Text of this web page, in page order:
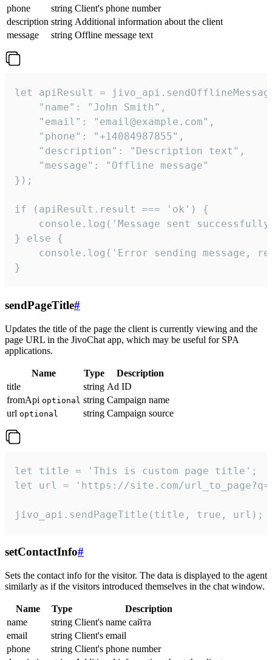
phone
string Client's phone number
description string Additional information about the client
message
string Offline message text
let apiResult =
    "name": "John Smith",
    "email": "email@example.com",
    "phone": "+14084987855",
    "description": "Description text",
    "message": "Offline message"
});
if (apiResult.result === 'ok') {
console.log('Message sent
} else {
console.log('Error sending message,
}
sendPageTitle#
Updates the title of the page the client is currently viewing and the
page URL in the JivoChat app, which may be useful for SPA
applications.
Name Type
Description
title
string Ad ID
fromApi optional string Campaign name
url optional string Campaign source
let title = 'This is custom page title';
let url = 'https://site.com/
jivo_api.sendPageTitle(title, true, url);
setContactInfo#
Sets the contact info for the visitor. The data is displayed to the agent
similarly as if the visitors introduced themselves in the chat window.
Name Type
Description
name
string Client's name сайта
email
string Client's email
phone
string Client's phone number